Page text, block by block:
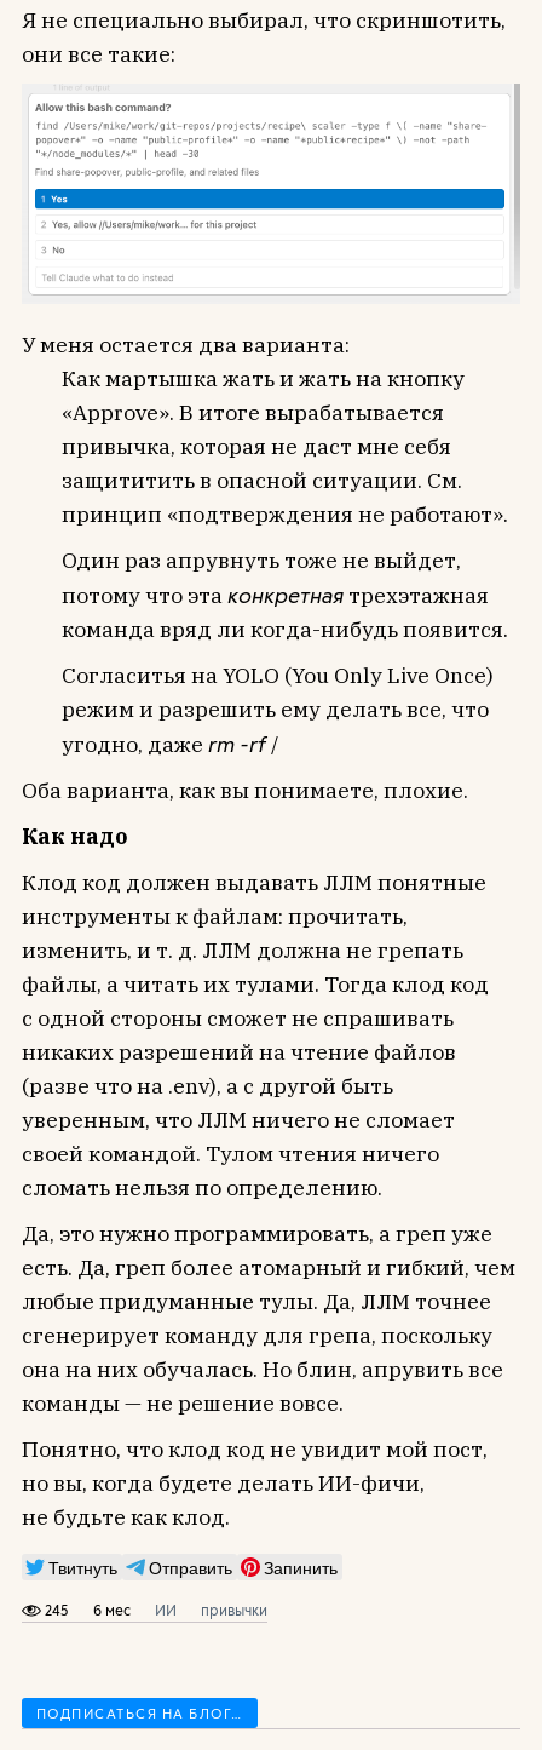
Я не специально выбирал, что скриншотить,
они все такие:
У меня остается два варианта:
Как мартышка жать и жать на кнопку
«Approve». В итоге вырабатывается
привычка, которая не даст мне себя
защититить в опасной ситуации. См.
принцип «подтверждения не работают».
Один раз апрувнуть тоже не выйдет,
потому что этаконкретнаятрехэтажная
команда вряд ли когда-нибудь появится.
Согласитья на YOLO (You Only Live Once)
режим и разрешить ему делать все, что
угодно, даже rm -rf/
Оба варианта, как вы понимаете, плохие.
Как надо
Клод код должен выдавать ЛЛМ понятные
инструменты к файлам: прочитать,
изменить, и т. д. ЛЛМ должна не грепать
файлы, а читать их тулами. Тогда клод код
с одной стороны сможет не спрашивать
никаких разрешений на чтение файлов
(разве что на .env), а с другой быть
уверенным, что ЛЛМ ничего не сломает
своей командой. Тулом чтения ничего
сломать нельзя по определению.
Да, это нужно программировать, а греп уже
есть. Да, греп более атомарный и гибкий, чем
любые придуманные тулы. Да, ЛЛМ точнее
сгенерирует команду для грепа, поскольку
она на них обучалась. Но блин, апрувить все
команды — не решение вовсе.
Понятно, что клод код не увидит мой пост,
но вы, когда будете делать ИИ-фичи,
не будьте как клод.
Твитнуть Отправить Запинить
245 6 мес ИИ привычки
ПОДПИСАТЬСЯ НА БЛОГ…